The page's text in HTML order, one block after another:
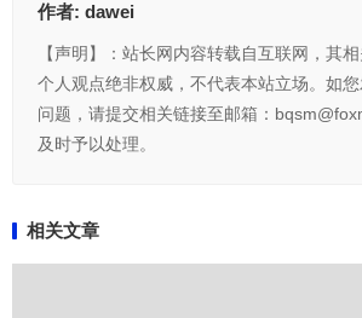
作者: dawei
【声明】：站长网内容转载自互联网，其
个人观点绝非权威，不代表本站立场。如
问题，请提交相关链接至邮箱：
及时予以处理。
相关文章